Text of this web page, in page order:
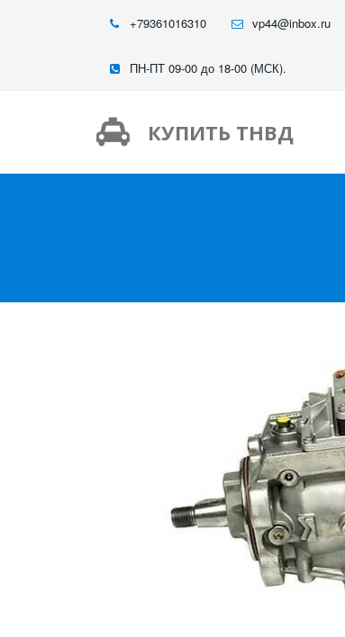
+79361016310 vp44@inbox.ru
ПН-ПТ 09-00 до 18-00 (МСК).
КУПИТЬ ТНВД